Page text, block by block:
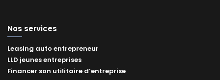
Nos services
Leasing auto entrepreneur
LLD jeunes entreprises
Financer son utilitaire d’entreprise